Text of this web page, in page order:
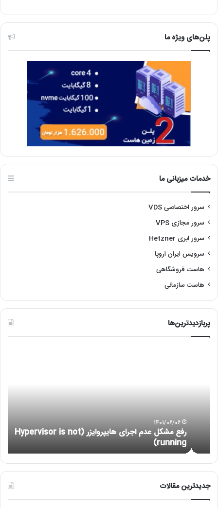
پلن‌های ویژه ما
خدمات میزبانی ما
سرور اختصاصی VDS
سرور مجازی VPS
سرور ابری Hetzner
سرویس ایران اروپا
هاست فروشگاهی
هاست سازمانی
پربازدیدترین‌ها
running)
1401/06/06
رفع مشکل عدم اجرای هایپروایزر (Hypervisor is not
running)
جدیدترین مقالات